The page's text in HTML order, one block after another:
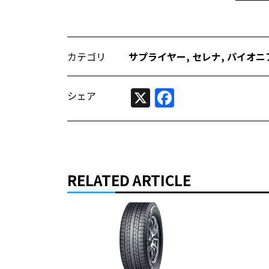
カテゴリ サプライヤー, セレナ, パイオニ
シェア X
RELATED ARTICLE